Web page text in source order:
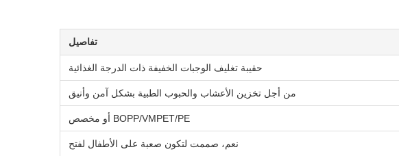
تفاصيل
حقيبة تغليف الوجبات الخفيفة ذات الدرجة الغذائية
من أجل تخزين الأعشاب والحبوب الطبية بشكل آمن وأنيق
BOPP/VMPET/PE أو مخصص
نعم، صممت لتكون صعبة على الأطفال لفتح